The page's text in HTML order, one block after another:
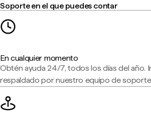
Soporte en el que puedes contar
En cualquier momento
Obtén ayuda 24/7, todos los días del año.
respaldado por nuestro equipo de